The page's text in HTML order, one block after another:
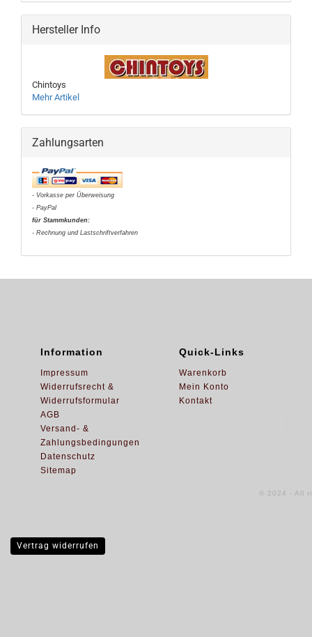
Hersteller Info
Chintoys
Mehr Artikel
Zahlungsarten
- Vorkasse per Überweisung
- PayPal
für Stammkunden:
- Rechnung und Lastschriftverfahren
Information
Impressum
Widerrufsrecht &
Widerrufsformular
AGB
Versand- &
Zahlungsbedingungen
Datenschutz
Sitemap
Quick-Links
Warenkorb
Mein Konto
Kontakt
© 2024 - All
Vertrag widerrufen